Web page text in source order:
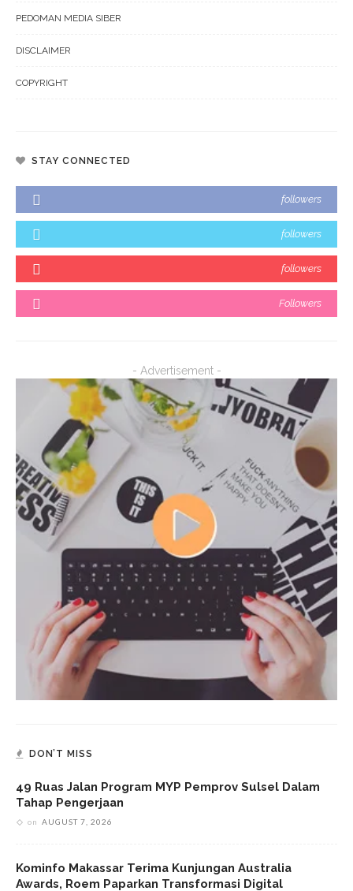
PEDOMAN MEDIA SIBER
DISCLAIMER
COPYRIGHT
STAY CONNECTED
followers
followers
followers
Followers
- Advertisement -
DON’T MISS
49 Ruas Jalan Program MYP Pemprov Sulsel Dalam
Tahap Pengerjaan
on AUGUST 7, 2026
Kominfo Makassar Terima Kunjungan Australia
Awards, Roem Paparkan Transformasi Digital